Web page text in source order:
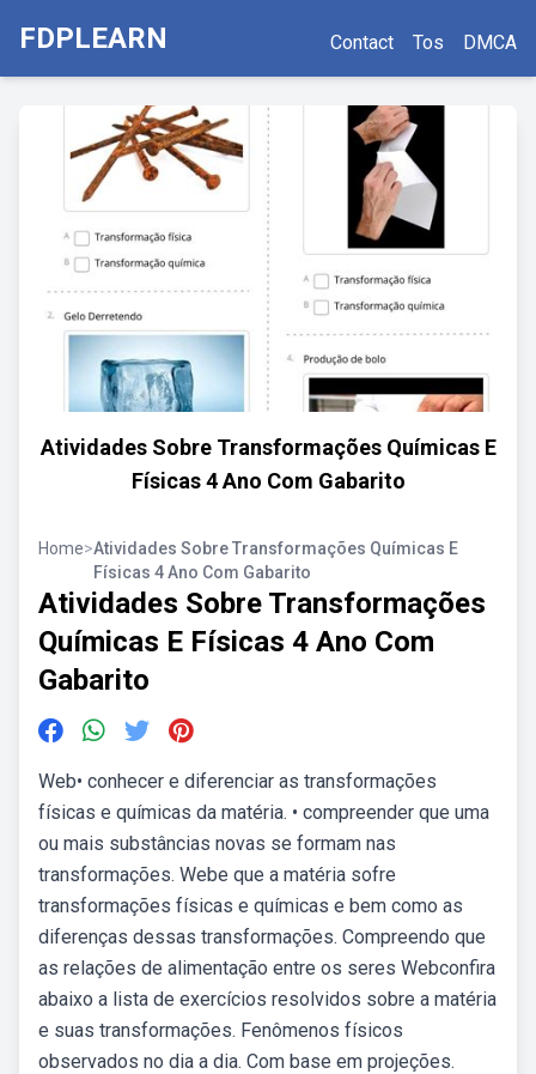
FDPLEARN Contact Tos DMCA
Atividades Sobre Transformações Químicas E
Físicas 4 Ano Com Gabarito
Home>Atividades Sobre Transformações Químicas E
Físicas 4 Ano Com Gabarito
Atividades Sobre Transformações
Químicas E Físicas 4 Ano Com
Gabarito
Web• conhecer e diferenciar as transformações
físicas e químicas da matéria. • compreender que uma
ou mais substâncias novas se formam nas
transformações. Webe que a matéria sofre
transformações físicas e químicas e bem como as
diferenças dessas transformações. Compreendo que
as relações de alimentação entre os seres Webconfira
abaixo a lista de exercícios resolvidos sobre a matéria
e suas transformações. Fenômenos físicos
observados no dia a dia. Com base em projeções.